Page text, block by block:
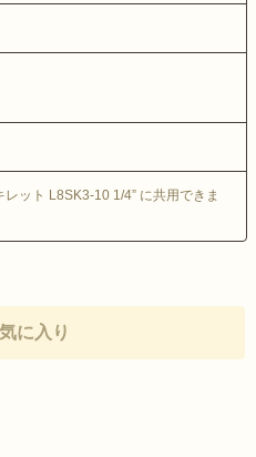
ット L8SK3-10 1/4” に共用できま
に入り